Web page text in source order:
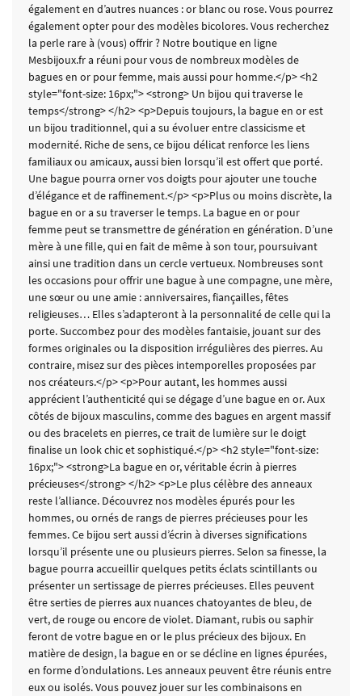
également en d’autres nuances : or blanc ou rose. Vous pourrez
également opter pour des modèles bicolores. Vous recherchez
la perle rare à (vous) offrir ? Notre boutique en ligne
Mesbijoux.fr a réuni pour vous de nombreux modèles de
bagues en or pour femme, mais aussi pour homme.</p> <h2
style="font-size: 16px;"> <strong> Un bijou qui traverse le
temps</strong> </h2> <p>Depuis toujours, la bague en or est
un bijou traditionnel, qui a su évoluer entre classicisme et
modernité. Riche de sens, ce bijou délicat renforce les liens
familiaux ou amicaux, aussi bien lorsqu’il est offert que porté.
Une bague pourra orner vos doigts pour ajouter une touche
d’élégance et de raffinement.</p> <p>Plus ou moins discrète, la
bague en or a su traverser le temps. La bague en or pour
femme peut se transmettre de génération en génération. D’une
mère à une fille, qui en fait de même à son tour, poursuivant
ainsi une tradition dans un cercle vertueux. Nombreuses sont
les occasions pour offrir une bague à une compagne, une mère,
une sœur ou une amie : anniversaires, fiançailles, fêtes
religieuses… Elles s’adapteront à la personnalité de celle qui la
porte. Succombez pour des modèles fantaisie, jouant sur des
formes originales ou la disposition irrégulières des pierres. Au
contraire, misez sur des pièces intemporelles proposées par
nos créateurs.</p> <p>Pour autant, les hommes aussi
apprécient l’authenticité qui se dégage d’une bague en or. Aux
côtés de bijoux masculins, comme des bagues en argent massif
ou des bracelets en pierres, ce trait de lumière sur le doigt
finalise un look chic et sophistiqué.</p> <h2 style="font-size:
16px;"> <strong>La bague en or, véritable écrin à pierres
précieuses</strong> </h2> <p>Le plus célèbre des anneaux
reste l’alliance. Découvrez nos modèles épurés pour les
hommes, ou ornés de rangs de pierres précieuses pour les
femmes. Ce bijou sert aussi d’écrin à diverses significations
lorsqu’il présente une ou plusieurs pierres. Selon sa finesse, la
bague pourra accueillir quelques petits éclats scintillants ou
présenter un sertissage de pierres précieuses. Elles peuvent
être serties de pierres aux nuances chatoyantes de bleu, de
vert, de rouge ou encore de violet. Diamant, rubis ou saphir
feront de votre bague en or le plus précieux des bijoux. En
matière de design, la bague en or se décline en lignes épurées,
en forme d’ondulations. Les anneaux peuvent être réunis entre
eux ou isolés. Vous pouvez jouer sur les combinaisons en